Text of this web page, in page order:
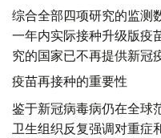
综合全部四项研究的监测
一年内实际接种升级版疫
究的国家已不再提供新冠
疫苗再接种的重要性
鉴于新冠病毒病仍在全球
卫生组织反复强调对重症